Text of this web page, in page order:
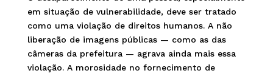
em situação de vulnerabilidade, deve ser tratado
como uma violação de direitos humanos. A não
liberação de imagens públicas — como as das
câmeras da prefeitura — agrava ainda mais essa
violação. A morosidade no fornecimento de